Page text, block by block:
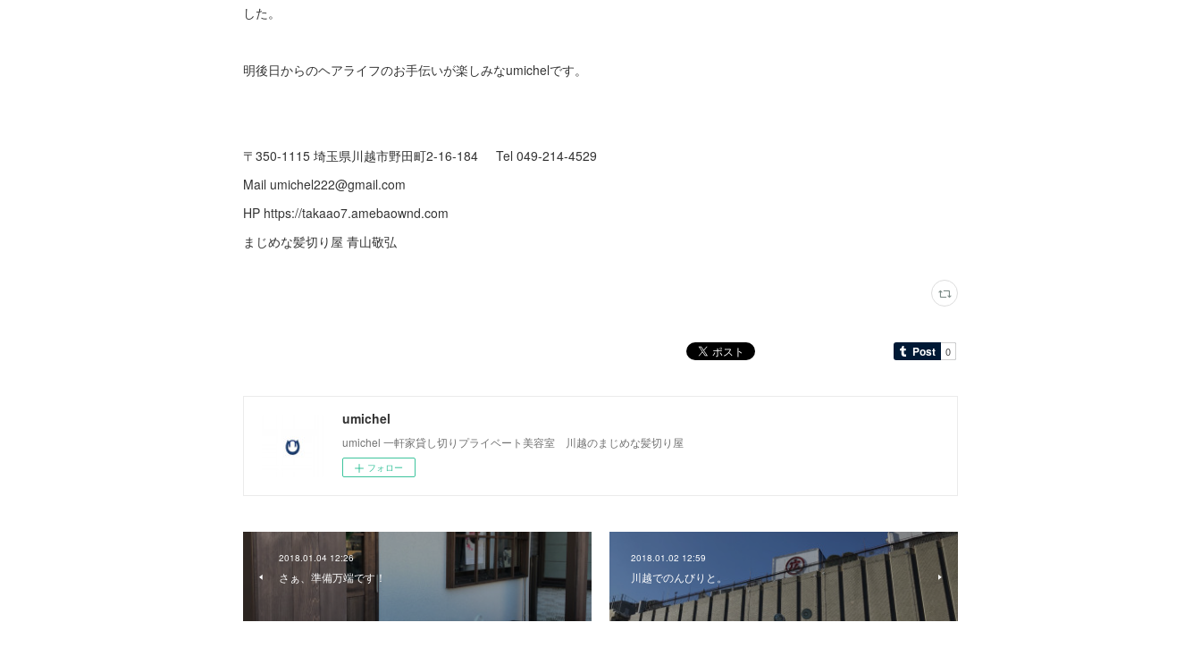
した。
明後日からのヘアライフのお手伝いが楽しみなumichelです。
〒350-1115 埼玉県川越市野田町2-16-184 Tel 049-214-4529
Mail umichel222@gmail.com
HP https://takaao7.amebaownd.com
まじめな髪切り屋 青山敬弘
umichel
umichel 一軒家貸し切りプライベート美容室 川越のまじめな髪切り屋
フォロー
2018.01.04 12:26
さぁ、準備万端です！
2018.01.02 12:59
川越でのんびりと。